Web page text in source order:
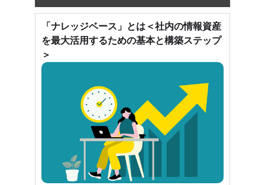
「ナレッジベース」とは＜社内の情報資産
を最大活用するための基本と構築ステップ
＞